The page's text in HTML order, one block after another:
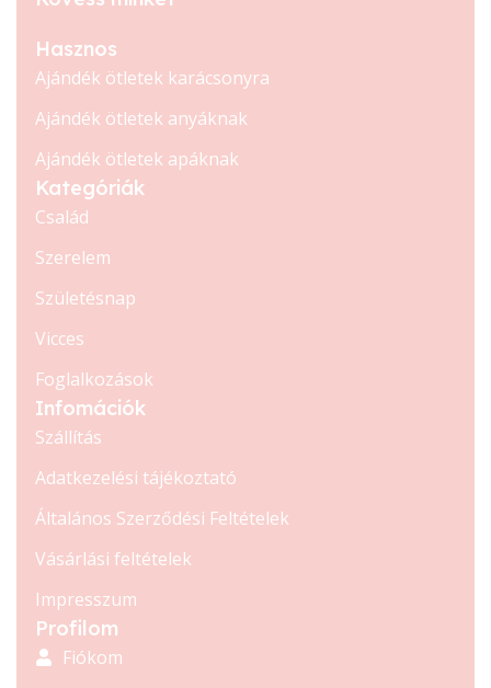
Hasznos
Ajándék ötletek karácsonyra
Ajándék ötletek anyáknak
Ajándék ötletek apáknak
Kategóriák
Család
Szerelem
Születésnap
Vicces
Foglalkozások
Infomációk
Szállítás
Adatkezelési tájékoztató
Általános Szerződési Feltételek
Vásárlási feltételek
Impresszum
Profilom
Fiókom